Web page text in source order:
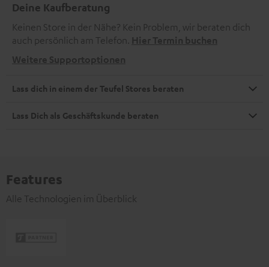
Deine Kaufberatung
Keinen Store in der Nähe? Kein Problem, wir beraten dich
auch persönlich am Telefon. Hier Termin buchen
Weitere Supportoptionen
Lass dich in einem der Teufel Stores beraten
Lass Dich als Geschäftskunde beraten
Features
Alle Technologien im Überblick